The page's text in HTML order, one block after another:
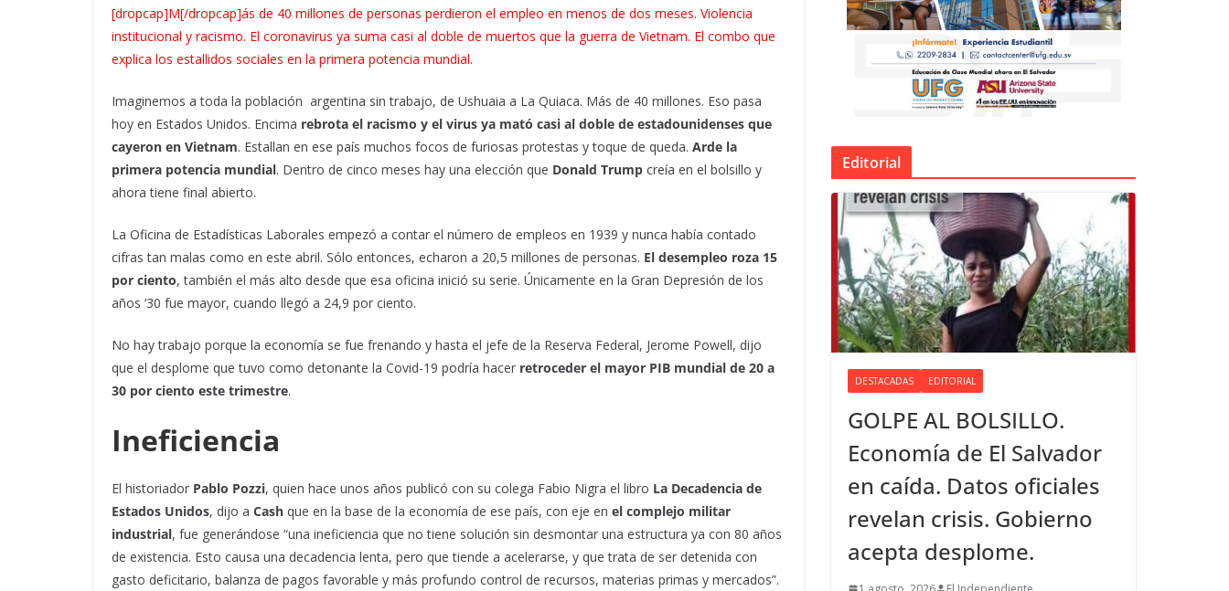
[dropcap]M[/dropcap]ás de 40 millones de personas perdieron el empleo en menos de dos meses. Violencia
institucional y racismo. El coronavirus ya suma casi al doble de muertos que la guerra de Vietnam. El combo que
explica los estallidos sociales en la primera potencia mundial.
Imaginemos a toda la población argentina sin trabajo, de Ushuaia a La Quiaca. Más de 40 millones. Eso pasa
hoy en Estados Unidos. Encima rebrota el racismo y el virus ya mató casi al doble de estadounidenses que
cayeron en Vietnam. Estallan en ese país muchos focos de furiosas protestas y toque de queda. Arde la
primera potencia mundial. Dentro de cinco meses hay una elección que Donald Trump creía en el bolsillo y
ahora tiene final abierto.
La Oficina de Estadísticas Laborales empezó a contar el número de empleos en 1939 y nunca había contado
cifras tan malas como en este abril. Sólo entonces, echaron a 20,5 millones de personas. El desempleo roza 15
por ciento, también el más alto desde que esa oficina inició su serie. Únicamente en la Gran Depresión de los
años ‘30 fue mayor, cuando llegó a 24,9 por ciento.
No hay trabajo porque la economía se fue frenando y hasta el jefe de la Reserva Federal, Jerome Powell, dijo
que el desplome que tuvo como detonante la Covid-19 podría hacer retroceder el mayor PIB mundial de 20 a
30 por ciento este trimestre.
Ineficiencia
El historiador Pablo Pozzi, quien hace unos años publicó con su colega Fabio Nigra el libro La Decadencia de
Estados Unidos, dijo a Cash que en la base de la economía de ese país, con eje en el complejo militar
industrial, fue generándose “una ineficiencia que no tiene solución sin desmontar una estructura ya con 80 años
de existencia. Esto causa una decadencia lenta, pero que tiende a acelerarse, y que trata de ser detenida con
gasto deficitario, balanza de pagos favorable y más profundo control de recursos, materias primas y mercados”.
Editorial
DESTACADAS EDITORIAL
GOLPE AL BOLSILLO.
Economía de El Salvador
en caída. Datos oficiales
revelan crisis. Gobierno
acepta desplome.